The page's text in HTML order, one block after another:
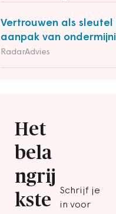
Vertrouwen als sleutel
aanpak van
RadarAdvies
Het
bela
ngrij
kste
Schrijf je
in voor